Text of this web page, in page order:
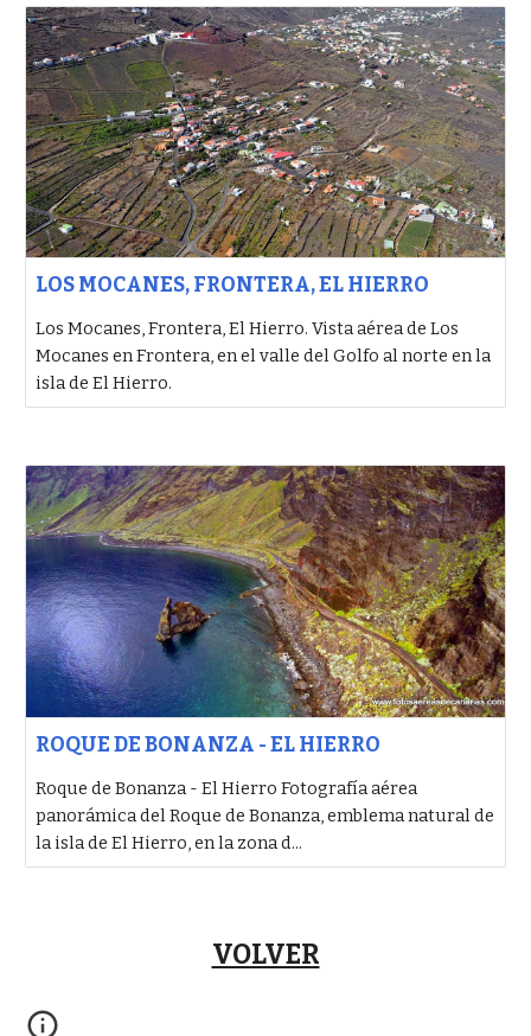
LOS MOCANES, FRONTERA, EL HIERRO
Los Mocanes, Frontera, El Hierro. Vista aérea de Los
Mocanes en Frontera, en el valle del Golfo al norte en la
isla de El Hierro.
ROQUE DE BONANZA - EL HIERRO
Roque de Bonanza - El Hierro Fotografía aérea
panorámica del Roque de Bonanza, emblema natural de
la isla de El Hierro, en la zona d...
VOLVER